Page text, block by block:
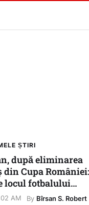
ȘTIRI
după eliminarea
din Cupa României:
locul fotbalului
să vină și
AM By Bîrsan S. Robert